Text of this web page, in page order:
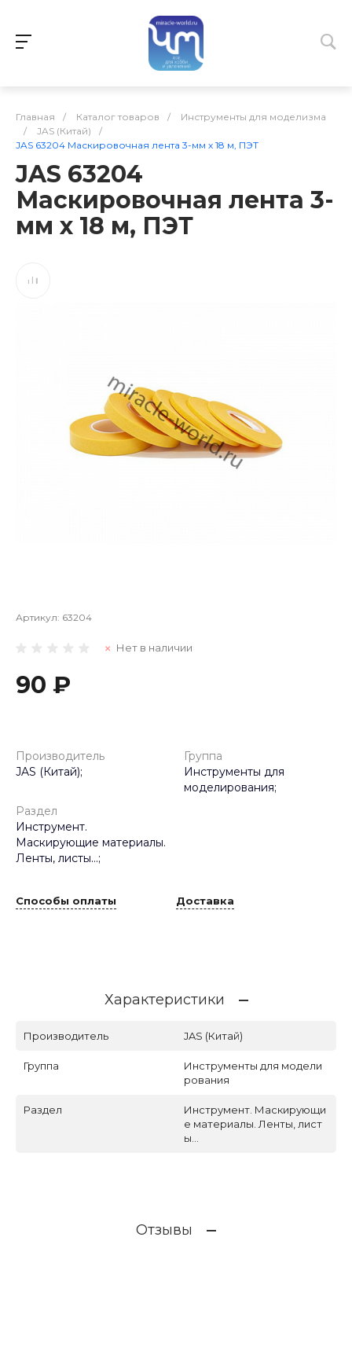
Главная / Каталог товаров /
Инструменты для моделизма
/
JAS (Китай)
/
JAS 63204 Маскировочная лента 3-мм х 18 м, ПЭТ
JAS 63204
Маскировочная лента 3-
мм х 18 м, ПЭТ
Артикул: 63204
Нет в наличии
90 ₽
Производитель
JAS (Китай);
Группа
Инструменты для
моделирования;
Раздел
Инструмент.
Маскирующие материалы.
Ленты, листы...;
Способы оплаты Доставка
Характеристики
Производитель JAS (Китай)
Группа
Инструменты для модели
рования
Раздел
Инструмент. Маскирующи
е материалы. Ленты, лист
ы...
Отзывы